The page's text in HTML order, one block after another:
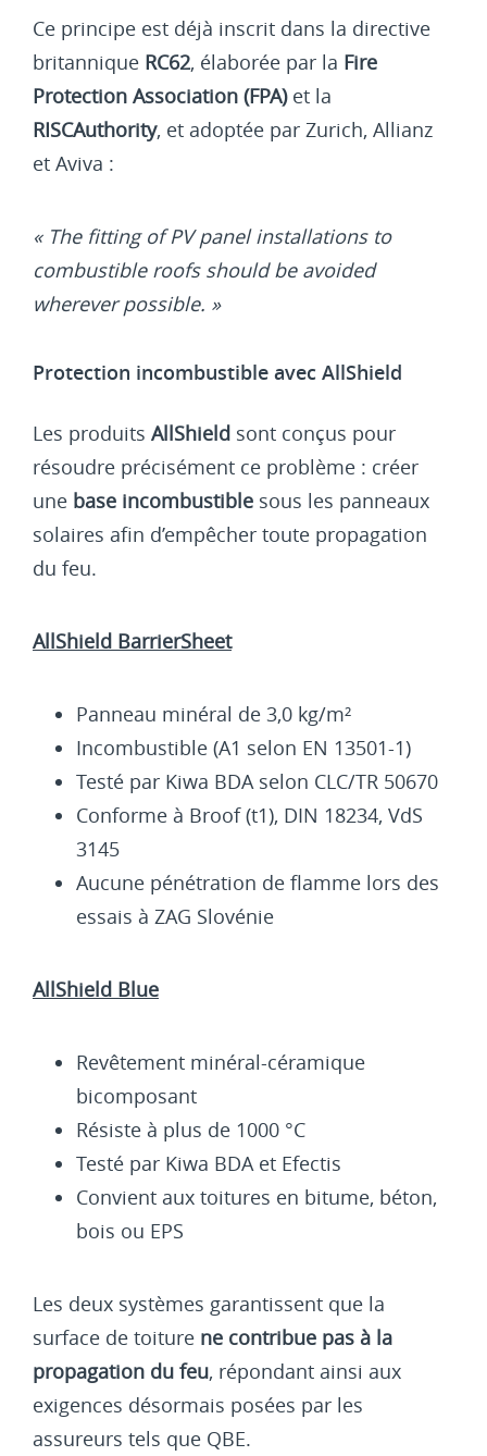
Ce principe est déjà inscrit dans la directive
britannique RC62, élaborée par la Fire
Protection Association (FPA)et la
RISCAuthority, et adoptée par Zurich, Allianz
et Aviva :
« The fitting of PV panel installations to
combustible roofs should be avoided
wherever possible. »
Protection incombustible avec AllShield
Les produits AllShield sont conçus pour
résoudre précisément ce problème : créer
une base incombustible sous les panneaux
solaires afin d’empêcher toute propagation
du feu.
AllShield BarrierSheet
Panneau minéral de 3,0 kg/m²
Incombustible (A1 selon EN 13501-1)
Testé par Kiwa BDA selon CLC/TR 50670
Conforme à Broof (t1), DIN 18234, VdS
3145
Aucune pénétration de flamme lors des
essais à ZAG Slovénie
AllShield Blue
Revêtement minéral-céramique
bicomposant
Résiste à plus de 1000 °C
Testé par Kiwa BDA et Efectis
Convient aux toitures en bitume, béton,
bois ou EPS
Les deux systèmes garantissent que la
surface de toiture ne contribue pas à la
propagation du feu, répondant ainsi aux
exigences désormais posées par les
assureurs tels que QBE.